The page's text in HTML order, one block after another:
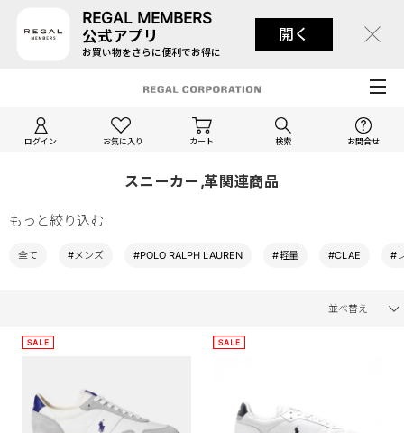
REGAL MEMBERS
公式アプリ
お買い物をさらに便利でお得に
開く
ログイン お気に入り カート 検索 お問合せ
スニーカー,革関連商品
もっと絞り込む
全て #メンズ #POLO RALPH LAUREN #軽量 #CLAE #
並べ替え